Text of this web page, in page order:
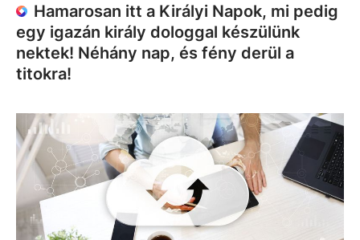
Hamarosan itt a Királyi Napok, mi pedig
egy igazán király dologgal készülünk
nektek! Néhány nap, és fény derül a
titokra!